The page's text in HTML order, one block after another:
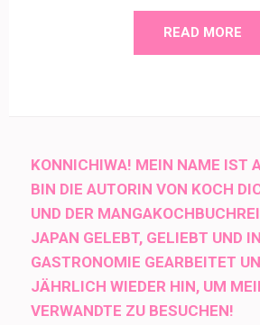
READ MORE
KONNICHIWA! MEIN NAME IST
BIN DIE AUTORIN VON KOCH
UND DER
JAPAN GELEBT, GELIEBT UND
GASTRONOMIE GEARBEITET
JÄHRLICH WIEDER HIN, UM
VERWANDTE ZU BESUCHEN!